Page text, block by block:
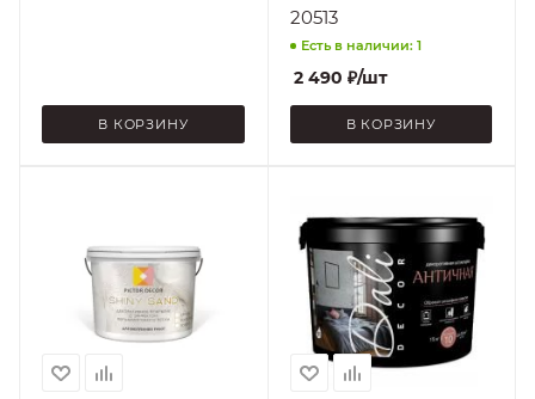
В КОРЗИНУ
20513
Есть в наличии: 1
2 490 ₽/шт
В КОРЗИНУ
подготовленную
поверхность, При
плюсовых
температурах
Легкой влажной
Бетон,
Гипсокартон,
ДВП, ДСП,
Камень, Кирпич,
МДФ, Оргалит,
Штукатурка
Нанесение